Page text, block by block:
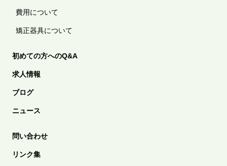
費用について
矯正器具について
初めての方へのQ&A
求人情報
ブログ
ニュース
問い合わせ
リンク集